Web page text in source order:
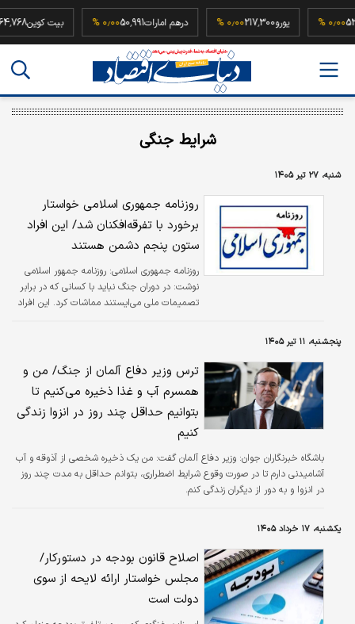
یورو217,300 درهم امارات50,991 بیت
شرایط جنگی
شنبه، ۲۷ تیر ۱۴۰۵
روزنامه جمهوری اسلامی خواستار
برخورد با تفرقه‌افکنان شد/ این افراد
ستون پنجم دشمن هستند
روزنامه جمهوری اسلامی: روزنامه جمهور اسلامی
نوشت: در دوران جنگ نباید با کسانی که در برابر
تصمیمات ملی می‌ایستند مماشات کرد. این افراد
پنجشنبه، ۱۱ تیر ۱۴۰۵
ترس وزیر دفاع آلمان از جنگ/ من و
همسرم آب و غذا ذخیره می‌کنیم تا
بتوانیم حداقل چند روز در انزوا زندگی
کنیم
باشگاه خبرنگاران جوان: وزیر دفاع آلمان گفت: من یک ذخیره شخصی از آذوقه و آب
آشامیدنی دارم تا در صورت وقوع شرایط اضطراری، بتوانم حداقل به مدت چند روز
در انزوا و به دور از دیگران زندگی کنم.
یکشنبه، ۱۷ خرداد ۱۴۰۵
اصلاح قانون بودجه در دستورکار/
مجلس خواستار ارائه لایحه از سوی
دولت است